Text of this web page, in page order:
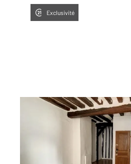
Exclusivité
COMPIEGNE 60
, 1 pièce
Appartement F1 à louer